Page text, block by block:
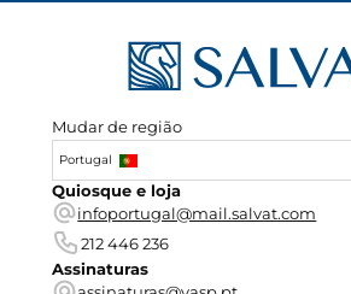
Mudar de região
Portugal
Quiosque e loja
infoportugal@mail.salvat.com
212 446 236
Assinaturas